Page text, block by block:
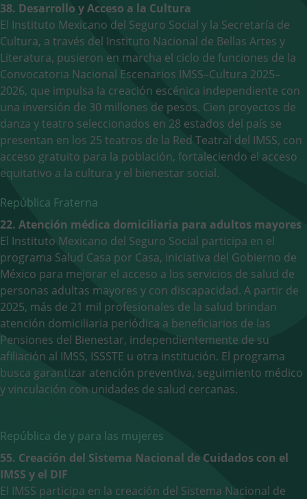
38. Desarrollo y Acceso a la Cultura
El Instituto Mexicano del Seguro Social y la Secretaría de
Cultura, a través del Instituto Nacional de Bellas Artes y
Literatura, pusieron en marcha el ciclo de funciones de la
Convocatoria Nacional Escenarios IMSS–Cultura 2025–
2026, que impulsa la creación escénica independiente con
una inversión de 30 millones de pesos. Cien proyectos de
danza y teatro seleccionados en 28 estados del país se
presentan en los 25 teatros de la Red Teatral del IMSS, con
acceso gratuito para la población, fortaleciendo el acceso
equitativo a la cultura y el bienestar social.
República Fraterna
22. Atención médica domiciliaria para adultos mayores
El Instituto Mexicano del Seguro Social participa en el
programa Salud Casa por Casa, iniciativa del Gobierno de
México para mejorar el acceso a los servicios de salud de
personas adultas mayores y con discapacidad. A partir de
2025, más de 21 mil profesionales de la salud brindan
atención domiciliaria periódica a beneficiarios de las
Pensiones del Bienestar, independientemente de su
afiliación al IMSS, ISSSTE u otra institución. El programa
busca garantizar atención preventiva, seguimiento médico
y vinculación con unidades de salud cercanas.
República de y para las mujeres
55. Creación del Sistema Nacional de Cuidados con el
IMSS y el DIF
El IMSS participa en la creación del Sistema Nacional de